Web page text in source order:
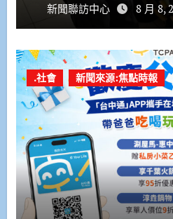
新聞聯訪中心 8 月 8,
.社會 新聞來源:焦點時報